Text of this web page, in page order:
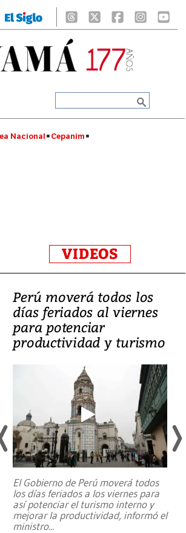
Nacional Cepanim
VIDEOS
Perú moverá todos los
días feriados al viernes
para potenciar
productividad y turismo
El Gobierno de Perú moverá todos
los días feriados a los viernes para
así potenciar el turismo interno y
mejorar la productividad, informó el
ministro...